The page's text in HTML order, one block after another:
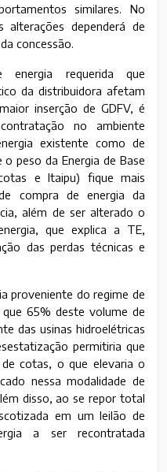
similares. No
alterações dependerá de
concessão.
energia requerida que
da distribuidora afetam
inserção de GDFV, é
no ambiente
existente como de
peso da Energia de Base
e Itaipu) fique mais
compra de energia da
além de ser alterado o
que explica a TE,
das perdas técnicas e
proveniente do regime de
65% deste volume de
das usinas hidroelétricas
permitiria que
cotas, o que elevaria o
nessa modalidade de
disso, ao se repor total
em um leilão de
a ser recontratada